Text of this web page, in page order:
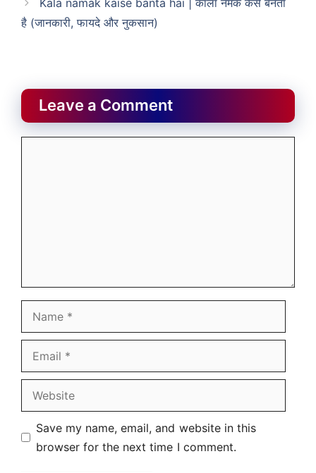
है (जानकारी, फायदे और नुकसान)
Leave a Comment
Save my name, email, and website in this
browser for the next time I comment.